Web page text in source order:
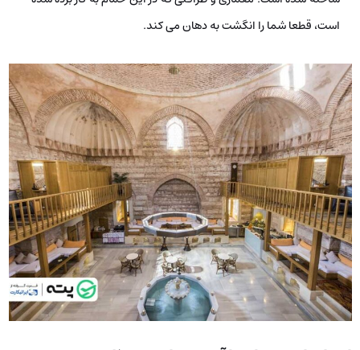
است، قطعا شما را انگشت به دهان می­ کند.